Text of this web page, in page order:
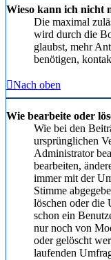
Wieso kann ich nicht
Die maximal
wird durch die
glaubst, mehr
benötigen,
Nach oben
Wie bearbeite oder
Wie bei den
ursprünglichen
Administrator
bearbeiten,
immer mit der
Stimme
löschen oder die
schon ein
nur noch von
oder gelöscht
laufenden